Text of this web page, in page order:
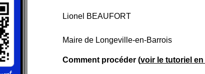
Lionel BEAUFORT
Maire de Longeville-en-Barrois
Comment procéder (voir le tutoriel